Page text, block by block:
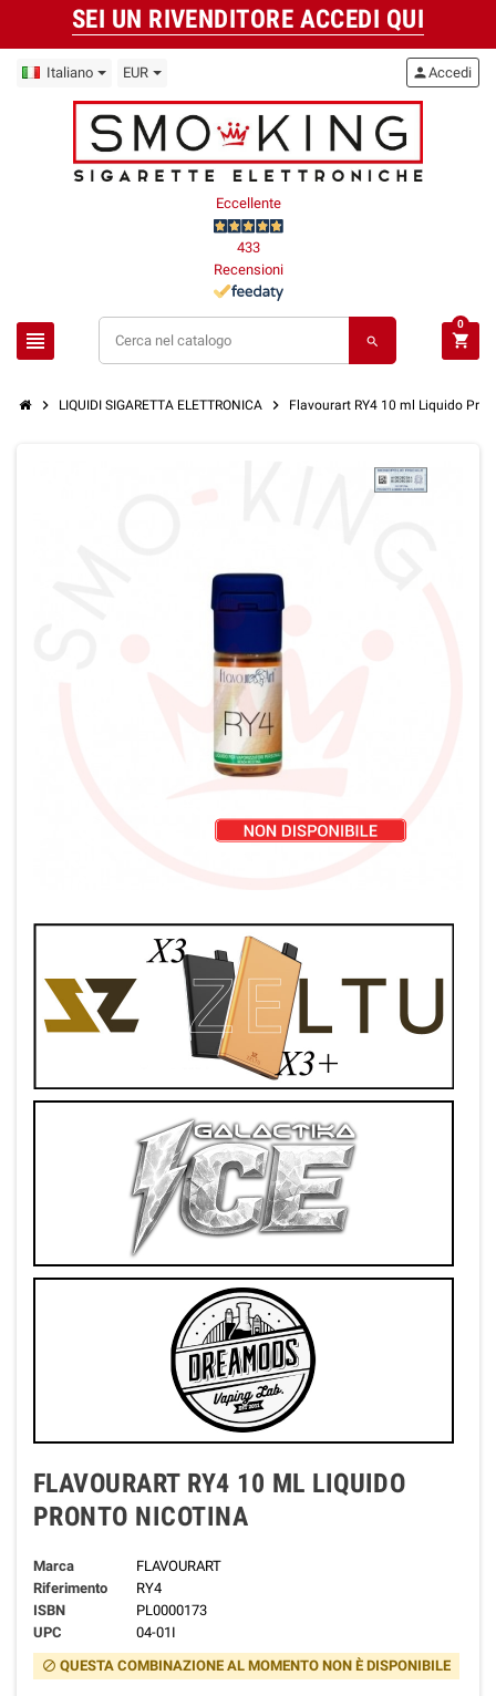
SEI UN RIVENDITORE ACCEDI QUI
Italiano EUR
Eccellente
433
Recensioni
view_headline search
personAccedi
shopping_cart
0
chevron_right LIQUIDI SIGARETTA ELETTRONICA chevron_right Flavourart RY4 10 ml Liquido
FLAVOURART RY4 10 ML LIQUIDO
PRONTO NICOTINA
Marca
FLAVOURART
Riferimento
RY4
ISBN
PL0000173
UPC
04-01I
block QUESTA COMBINAZIONE AL MOMENTO NON È DISPONIBILE